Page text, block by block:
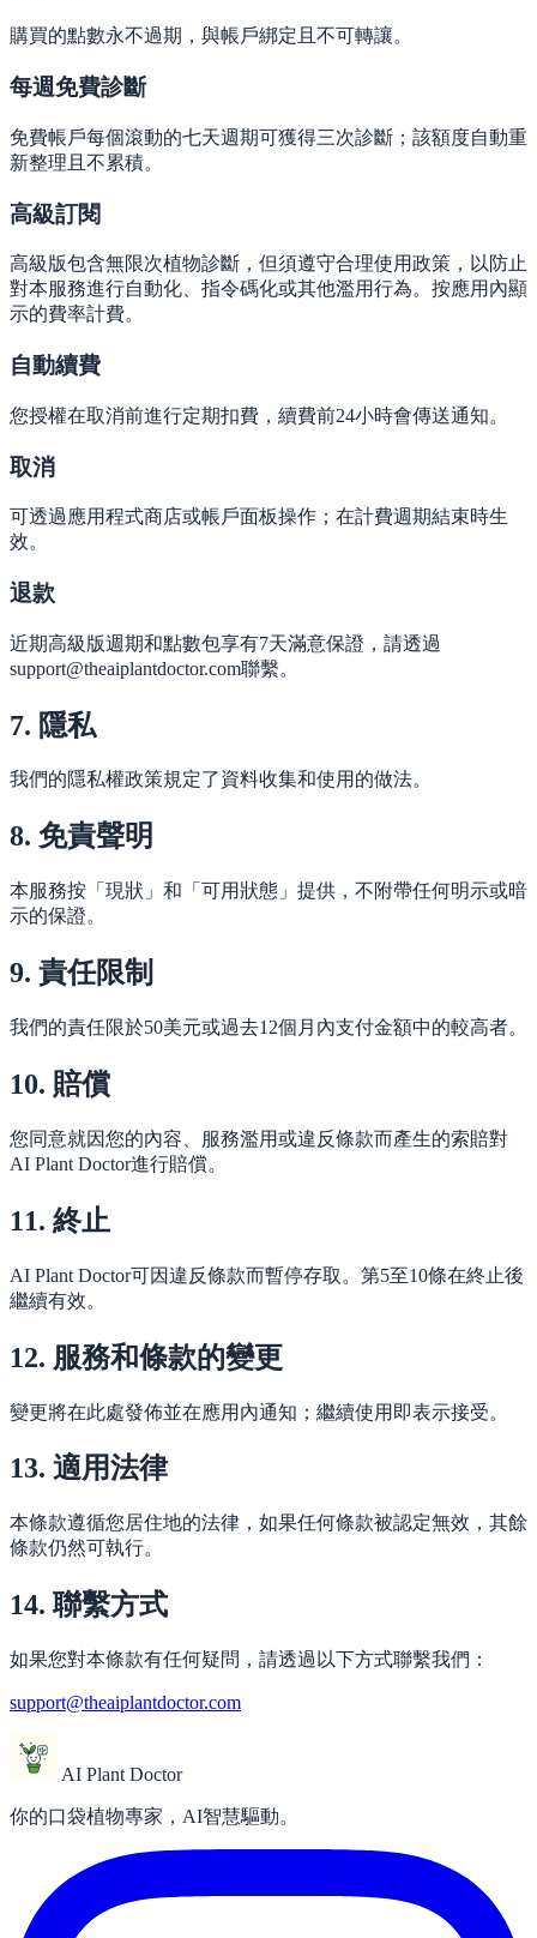
購買的點數永不過期，與帳戶綁定且不可轉讓。
每週免費診斷
免費帳戶每個滾動的七天週期可獲得三次診斷；該額度自動重
新整理且不累積。
高級訂閱
高級版包含無限次植物診斷，但須遵守合理使用政策，以防止
對本服務進行自動化、指令碼化或其他濫用行為。按應用內顯
示的費率計費。
自動續費
您授權在取消前進行定期扣費，續費前24小時會傳送通知。
取消
可透過應用程式商店或帳戶面板操作；在計費週期結束時生
效。
退款
近期高級版週期和點數包享有7天滿意保證，請透過
support@theaiplantdoctor.com聯繫。
7. 隱私
我們的隱私權政策規定了資料收集和使用的做法。
8. 免責聲明
本服務按「現狀」和「可用狀態」提供，不附帶任何明示或暗
示的保證。
9. 責任限制
我們的責任限於50美元或過去12個月內支付金額中的較高者。
10. 賠償
您同意就因您的內容、服務濫用或違反條款而產生的索賠對
AI Plant Doctor進行賠償。
11. 終止
AI Plant Doctor可因違反條款而暫停存取。第5至10條在終止後
繼續有效。
12. 服務和條款的變更
變更將在此處發佈並在應用內通知；繼續使用即表示接受。
13. 適用法律
本條款遵循您居住地的法律，如果任何條款被認定無效，其餘
條款仍然可執行。
14. 聯繫方式
如果您對本條款有任何疑問，請透過以下方式聯繫我們：
support@theaiplantdoctor.com
AI Plant Doctor
你的口袋植物專家，AI智慧驅動。